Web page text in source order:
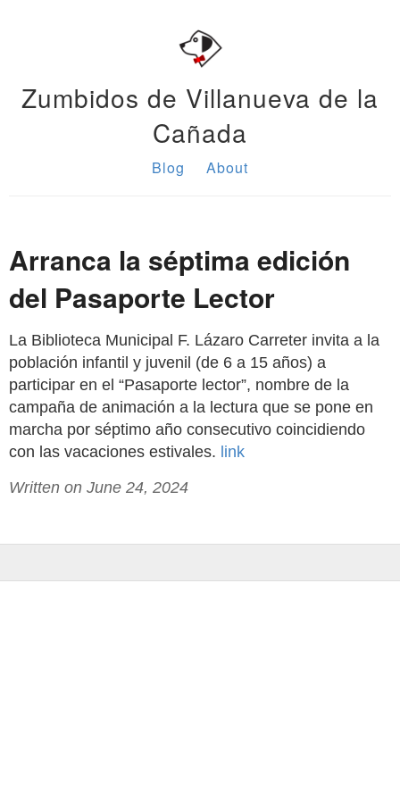
Zumbidos de Villanueva de la
Cañada
Blog About
Arranca la séptima edición
del Pasaporte Lector
La Biblioteca Municipal F. Lázaro Carreter invita a la
población infantil y juvenil (de 6 a 15 años) a
participar en el “Pasaporte lector”, nombre de la
campaña de animación a la lectura que se pone en
marcha por séptimo año consecutivo coincidiendo
con las vacaciones estivales. link
Written on June 24, 2024